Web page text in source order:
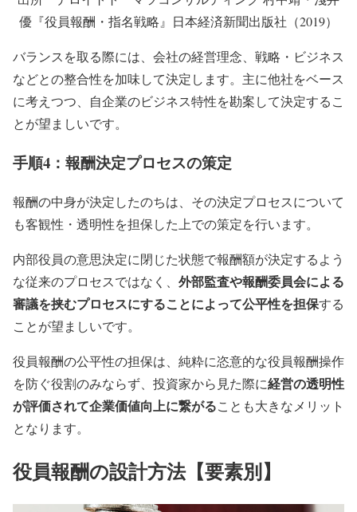
優『役員報酬・指名戦略』日本経済新聞出版社（2019）
バランスを取る際には、会社の経営理念、戦略・ビジネス
などとの整合性を加味して決定します。主に他社をベース
に考えつつ、自企業のビジネス特性を勘案して決定するこ
とが望ましいです。
手順4：報酬決定プロセスの策定
報酬の中身が決定したのちは、その決定プロセスについて
も客観性・透明性を担保した上での策定を行います。
内部役員の意思決定に閉じた状態で報酬額が決定するよう
な従来のプロセスではなく、 外部監査や報酬委員会による
審議を挟むプロセスにすることによって公平性を担保する
ことが望ましいです。
役員報酬の公平性の担保は、純粋に恣意的な役員報酬操作
を防ぐ役割のみならず、投資家から見た際に経営の透明性
が評価されて企業価値向上に繋がることも大きなメリット
となります。
役員報酬の設計方法【要素別】